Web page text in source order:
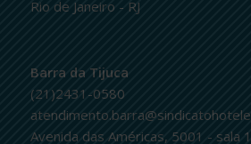
Rio de Janeiro - RJ
Barra da Tijuca
(21)2431-0580
Avenida das Américas, 5001 - sala